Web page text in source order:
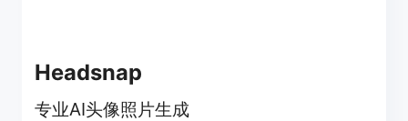
Headsnap
专业AI头像照片生成